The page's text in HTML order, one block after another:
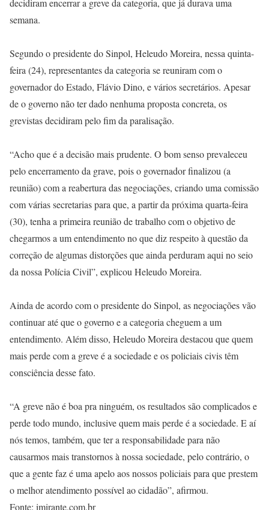
semana.
Segundo o presidente do Sinpol, Heleudo Moreira, nessa quinta-
feira (24), representantes da categoria se reuniram com o
governador do Estado, Flávio Dino, e vários secretários. Apesar
de o governo não ter dado nenhuma proposta concreta, os
grevistas decidiram pelo fim da paralisação.
“Acho que é a decisão mais prudente. O bom senso prevaleceu
pelo encerramento da grave, pois o governador finalizou (a
reunião) com a reabertura das negociações, criando uma comissão
com várias secretarias para que, a partir da próxima quarta-feira
(30), tenha a primeira reunião de trabalho com o objetivo de
chegarmos a um entendimento no que diz respeito à questão da
correção de algumas distorções que ainda perduram aqui no seio
da nossa Polícia Civil”, explicou Heleudo Moreira.
Ainda de acordo com o presidente do Sinpol, as negociações vão
continuar até que o governo e a categoria cheguem a um
entendimento. Além disso, Heleudo Moreira destacou que quem
mais perde com a greve é a sociedade e os policiais civis têm
consciência desse fato.
“A greve não é boa pra ninguém, os resultados são complicados e
perde todo mundo, inclusive quem mais perde é a sociedade. E aí
nós temos, também, que ter a responsabilidade para não
causarmos mais transtornos à nossa sociedade, pelo contrário, o
que a gente faz é uma apelo aos nossos policiais para que prestem
o melhor atendimento possível ao cidadão”, afirmou.
Fonte: imirante.com.br